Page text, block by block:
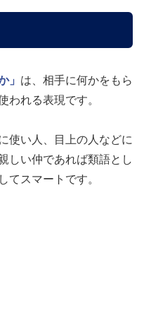
」 は、相手に何かをもら
われる表現です。
使い人、目上の人などに
しい仲であれば類語とし
てスマートです。